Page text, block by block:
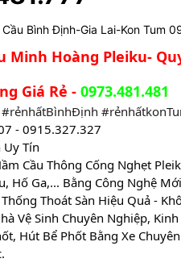
Bình Định-Gia Lai-Kon Tum
Minh Hoàng Pleiku-
Giá Rẻ - 0973.481.481
#rẻnhấtBìnhĐịnh
- 0915.327.327
Tín
Cầu Thông Cống Nghẹt
Hố Ga,... Bằng Công Nghệ
Thoát Sàn Hiệu Quả -
Vệ Sinh Chuyên Nghiệp,
Hút Bể Phốt Bằng Xe